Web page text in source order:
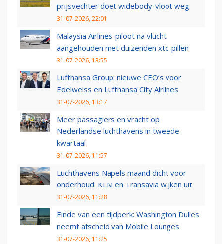
prijsvechter doet widebody-vloot weg
31-07-2026, 22:01
Malaysia Airlines-piloot na vlucht
aangehouden met duizenden xtc-pillen
31-07-2026, 13:55
Lufthansa Group: nieuwe CEO’s voor
Edelweiss en Lufthansa City Airlines
31-07-2026, 13:17
Meer passagiers en vracht op
Nederlandse luchthavens in tweede
kwartaal
31-07-2026, 11:57
Luchthavens Napels maand dicht voor
onderhoud: KLM en Transavia wijken uit
31-07-2026, 11:28
Einde van een tijdperk: Washington Dulles
neemt afscheid van Mobile Lounges
31-07-2026, 11:25